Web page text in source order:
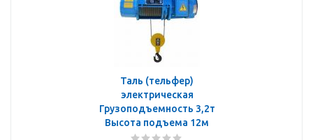
Таль (тельфер)
электрическая
Грузоподъемность 3,2т
Высота подъема 12м